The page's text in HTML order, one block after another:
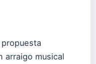
arraigo musical